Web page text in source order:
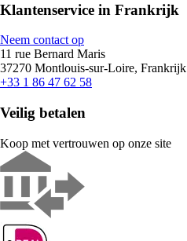
Klantenservice in Frankrijk
Neem contact op
11 rue Bernard Maris
37270 Montlouis-sur-Loire, Frankrijk
+33 1 86 47 62 58
Veilig betalen
Koop met vertrouwen op onze site